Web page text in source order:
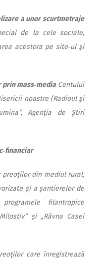
a unor scurtmetraje
de la cele sociale,
acestora pe site‑ul şi
mass‑media Centului
noastre (Radioul şi
Agenţia de Știri
din mediul rural,
şi a şantierelor de
filantropice
şi „Râvna Casei
care înregistrează